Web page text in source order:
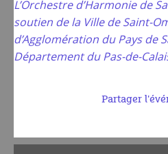
L’Orchestre d’Harmonie de
soutien de la Ville de Saint-
d’Agglomération du Pays de
Département du Pas-de-
Partager